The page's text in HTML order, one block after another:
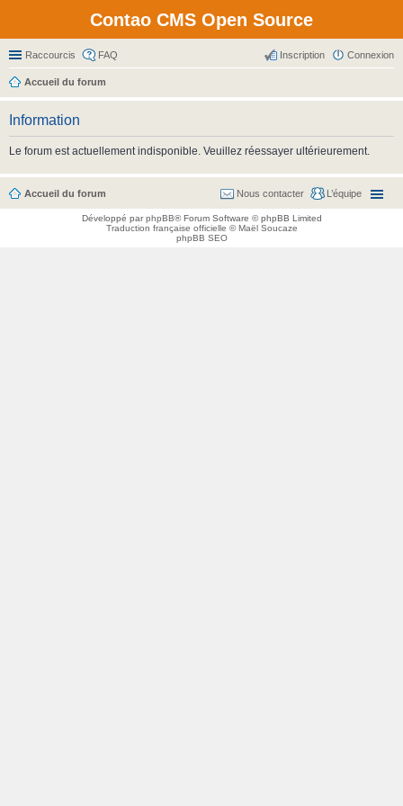
Contao CMS Open Source
Raccourcis FAQ Connexion
Inscription
Accueil du forum
Information
Le forum est actuellement indisponible. Veuillez réessayer ultérieurement.
Accueil du forum L’équipe
Nous contacter
Développé parphpBB® Forum Software © phpBB Limited
Traduction française officielle ©Maël Soucaze
phpBB SEO